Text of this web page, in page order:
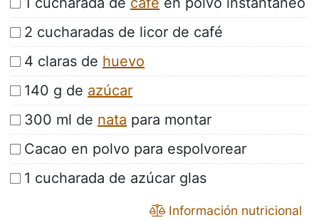
2 cucharadas de licor de café
4 claras de huevo
140 g de azúcar
300 ml de nata para montar
Cacao en polvo para espolvorear
1 cucharada de azúcar glas
Información nutricional